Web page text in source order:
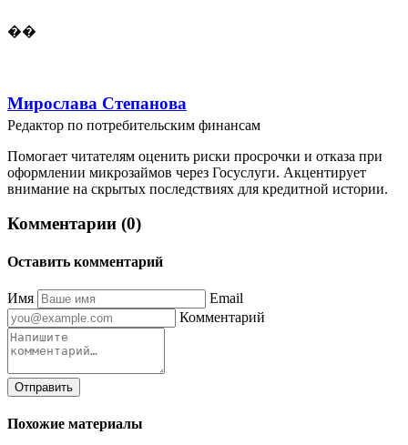
��
Мирослава Степанова
Редактор по потребительским финансам
Помогает читателям оценить риски просрочки и отказа при
оформлении микрозаймов через Госуслуги. Акцентирует
внимание на скрытых последствиях для кредитной истории.
Комментарии (0)
Оставить комментарий
Имя
Email
Комментарий
Отправить
Похожие материалы